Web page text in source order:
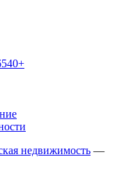
недвижимость —